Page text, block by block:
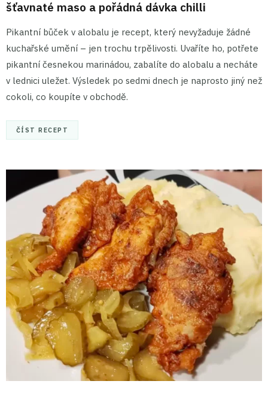
šťavnaté maso a pořádná dávka chilli
Pikantní bůček v alobalu je recept, který nevyžaduje žádné
kuchařské umění – jen trochu trpělivosti. Uvaříte ho, potřete
pikantní česnekou marinádou, zabalíte do alobalu a necháte
v lednici uležet. Výsledek po sedmi dnech je naprosto jiný než
cokoli, co koupíte v obchodě.
ČÍST RECEPT